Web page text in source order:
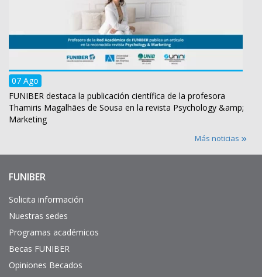
07 Ago
FUNIBER destaca la publicación científica de la profesora
Thamiris Magalhães de Sousa en la revista Psychology &amp;
Marketing
Más noticias
Enlaces
interés
FUNIBER
Solicita información
Nuestras sedes
Programas académicos
Becas FUNIBER
Opiniones Becados